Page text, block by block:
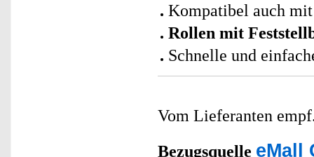
Kompatibel auch
Rollen mit
Schnelle und
Vom Lieferanten
Bezugsquelle eMall